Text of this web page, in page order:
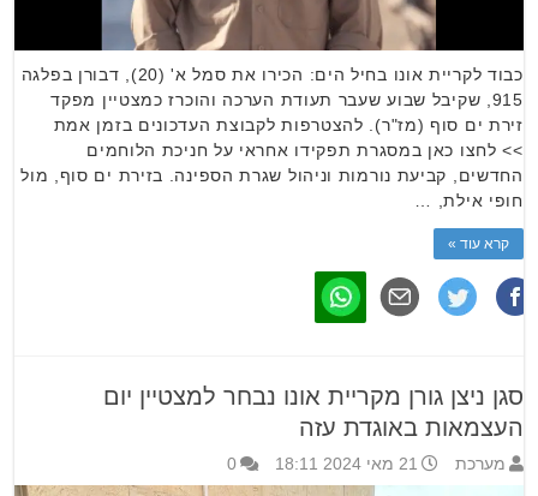
כבוד לקריית אונו בחיל הים: הכירו את סמל א' (20), דבורן בפלגה
915, שקיבל שבוע שעבר תעודת הערכה והוכרז כמצטיין מפקד
זירת ים סוף (מז"ר). להצטרפות לקבוצת העדכונים בזמן אמת
>> לחצו כאן במסגרת תפקידו אחראי על חניכת הלוחמים
החדשים, קביעת נורמות וניהול שגרת הספינה. בזירת ים סוף, מול
חופי אילת, …
קרא עוד »
סגן ניצן גורן מקריית אונו נבחר למצטיין יום
העצמאות באוגדת עזה
מערכת 21 מאי 2024 18:11 0